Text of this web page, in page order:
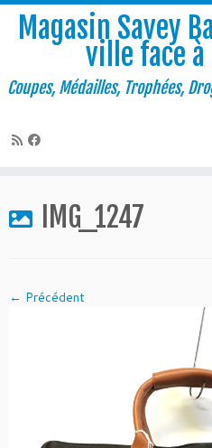
contenu
Magasin Savey
ville face
Coupes, Médailles, Trophées,
IMG_1247
← Précédent